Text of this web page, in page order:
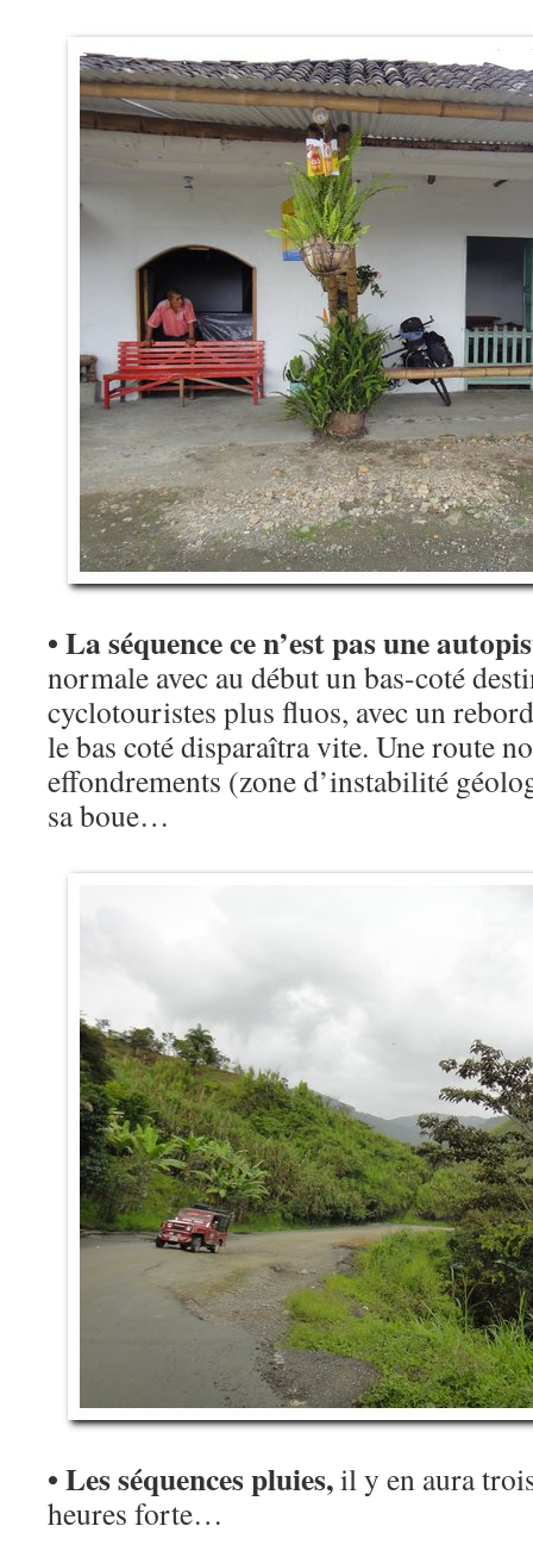
• La séquence ce n’est pas une
normale avec au début un bas-coté
cyclotouristes plus fluos, avec un
le bas coté disparaîtra vite. Une route
effondrements (zone d’instabilité
sa boue…
• Les séquences pluies,il y en aura
heures forte…